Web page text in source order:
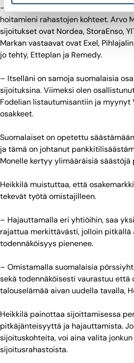
– Tähän on luonnollista sanoa, että
hoitamieni rahastojen kohteet. Arvo
sijoitukset ovat Nordea, StoraEnso,
Markan vastaavat ovat Exel,
jo tehty, Etteplan ja Remedy.
– Itselläni on samoja suomalaisia
sijoituksina. Viimeksi olen
Fodelian listautumisantiin ja myynyt
osakkeet.
Suomalaiset on opetettu
ja tämä on johtanut
Monelle kertyy ylimääräisiä säästöjä
Heikkilä muistuttaa, että
tekevät työtä omistajilleen.
– Hajauttamalla eri yhtiöihin, saa
rajattua merkittävästi, jolloin pitkällä
todennäköisyys pienenee.
– Omistamalla suomalaisia
sekä todennäköisesti vaurastuu
talouselämää aivan uudella tavalla,
Heikkilä painottaa sijoittamisessa
pitkäjänteisyyttä ja hajauttamista.
sijoituskohteita, voi aina valita
sijoitusrahastoista.